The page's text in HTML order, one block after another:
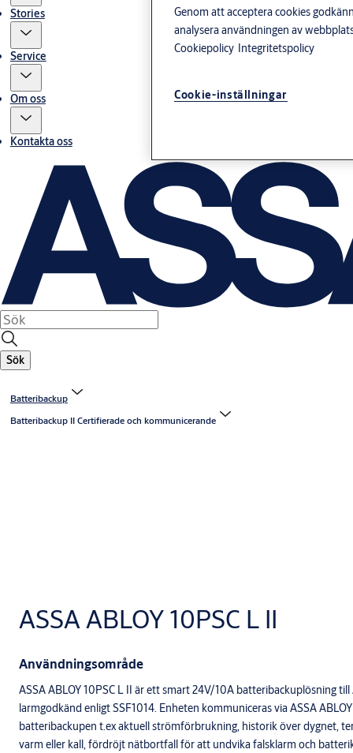
Stories
Service
Om oss
Kontakta oss
Sök
Batteribackup
Batteribackup II Certifierade och kommunicerande
ASSA ABLOY 10PSC L II
Användningsområde
ASSA ABLOY 10PSC L II är ett smart 24V/10A batteribackuplösning
larmgodkänd enligt SSF1014. Enheten kommuniceras via ASSA
batteribackupen t.ex aktuell strömförbrukning, historik över dygnet,
varm eller kall, fördröjt nätbortfall för att undvika falsklarm och
Genom att acceptera cookies
analysera användningen av
Cookiepolicy Integritetspolicy
Cookie-inställningar